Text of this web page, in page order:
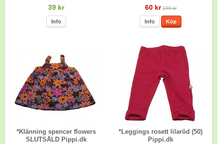
39 kr
Info
60 kr 199 kr
Info Köp
*Klänning spencer flowers
SLUTSÅLD Pippi.dk
*Leggings rosett lilaröd (50)
Pippi.dk